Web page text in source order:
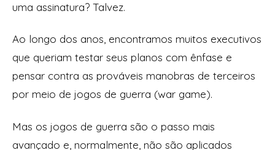
uma assinatura? Talvez.
Ao longo dos anos, encontramos muitos executivos
que queriam testar seus planos com ênfase e
pensar contra as prováveis manobras de terceiros
por meio de jogos de guerra (war game).
Mas os jogos de guerra são o passo mais
avançado e, normalmente, não são aplicados